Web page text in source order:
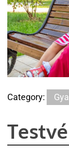
Category: